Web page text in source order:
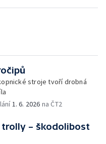
stroje tvoří drobná
1. 6. 2026 na ČT2
trolly – škodolibost